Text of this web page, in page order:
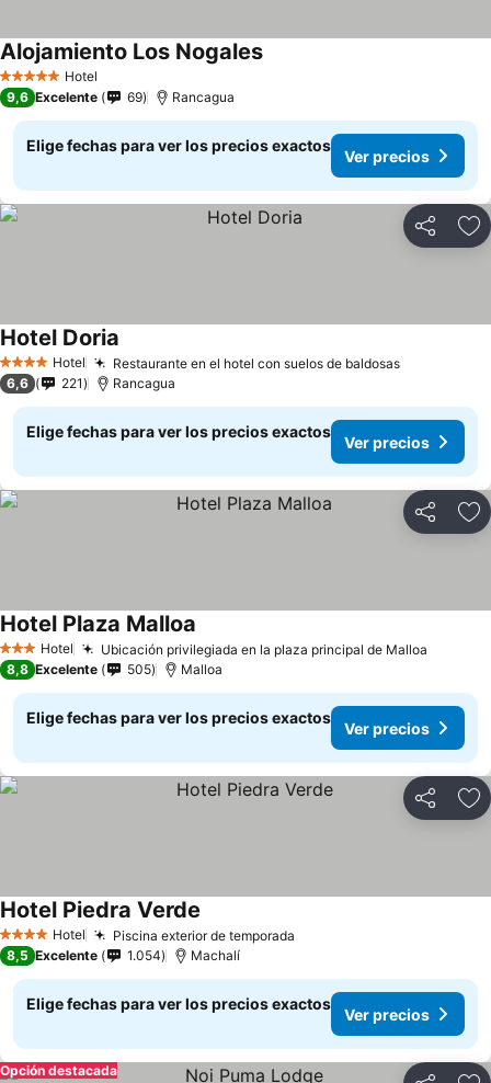
5 Estrellas Hotel
Alojamiento Los Nogales
9,6 Excelente 69 Rancagua
Elige fechas para ver los precios exactos
Ver precios
Compartir
4 EstrellasHotel Restaurante en el hotel con suelos de baldosas
Hotel Doria
6,6 221 Rancagua
Elige fechas para ver los precios exactos
Ver precios
Compartir
3 Estrellas
Hotel Ubicación privilegiada en la plaza principal de Malloa
Hotel Plaza Malloa
8,8 Excelente 505 Malloa
Elige fechas para ver los precios exactos
Ver precios
Compartir
4 EstrellasHotel Piscina exterior de temporada
Hotel Piedra Verde
8,5 Excelente 1.054 Machalí
Elige fechas para ver los precios exactos
Ver precios
Opción destacada